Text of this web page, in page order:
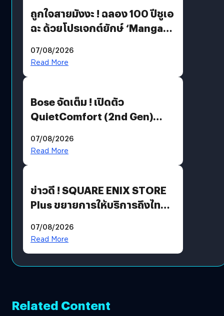
ถูกใจสายมังงะ ! ฉลอง 100 ปีชูเอ
ฉะ ด้วยโปรเจกต์ยักษ์ ‘Manga
มีภาษาไทยด้วย
07/08/2026
Read More
Bose จัดเต็ม ! เปิดตัว
QuietComfort (2nd Gen)
07/08/2026
Read More
ข่าวดี ! SQUARE ENIX STORE
Plus ขยายการให้บริการถึงไทย
โดยตรง
07/08/2026
Read More
Related Content